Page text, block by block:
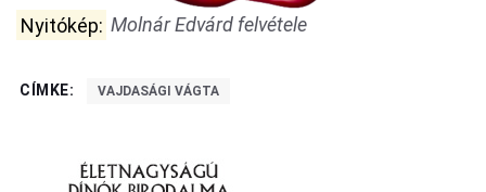
Nyitókép: Molnár Edvárd felvétele
CÍMKE: VAJDASÁGI VÁGTA